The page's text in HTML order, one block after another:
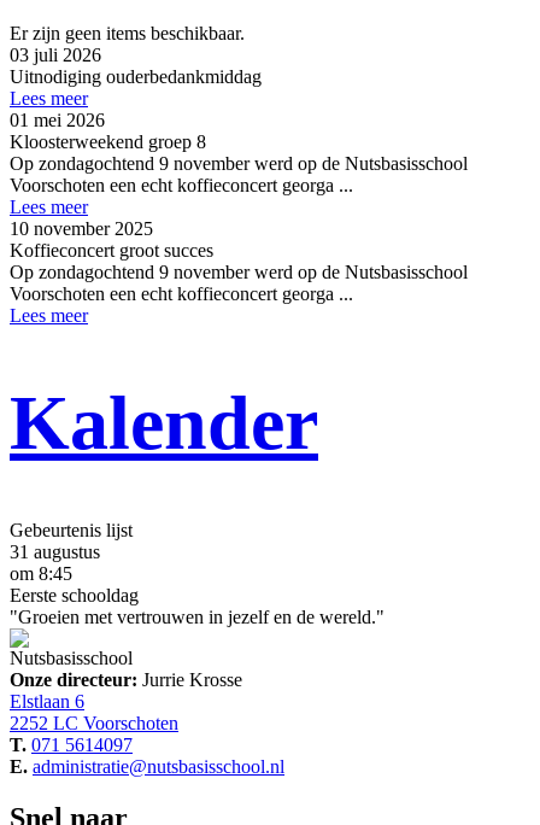
Er zijn geen items beschikbaar.
03 juli 2026
Uitnodiging ouderbedankmiddag
Lees meer
01 mei 2026
Kloosterweekend groep 8
Op zondagochtend 9 november werd op de Nutsbasisschool
Voorschoten een echt koffieconcert georga ...
Lees meer
10 november 2025
Koffieconcert groot succes
Op zondagochtend 9 november werd op de Nutsbasisschool
Voorschoten een echt koffieconcert georga ...
Lees meer
Kalender
Gebeurtenis lijst
31 augustus
om 8:45
Eerste schooldag
"Groeien met vertrouwen in jezelf en de wereld."
Nutsbasisschool
Onze directeur: Jurrie Krosse
Elstlaan 6
2252 LC Voorschoten
T. 071 5614097
E. administratie@nutsbasisschool.nl
Snel naar